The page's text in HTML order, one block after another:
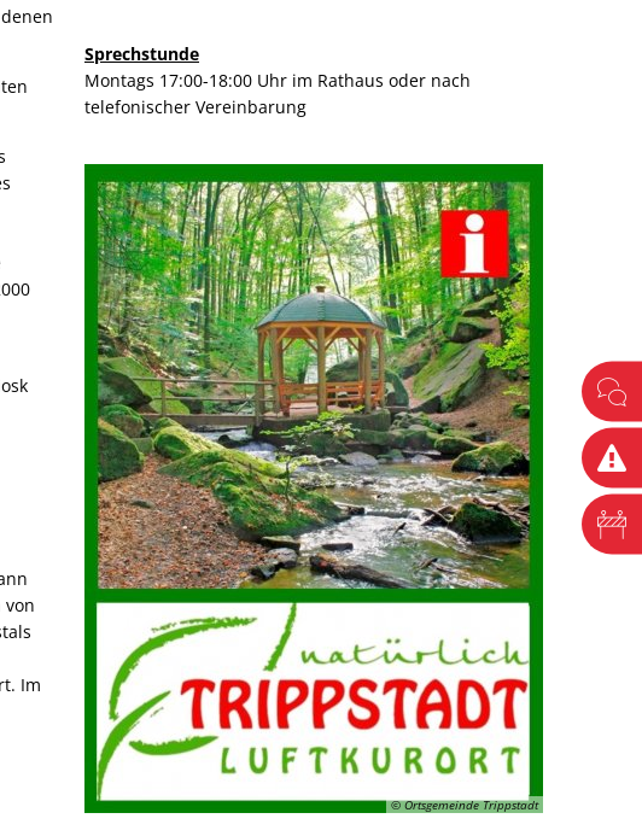
Im
Sprechstunde
Montags 17:00-18:00 Uhr im Rathaus oder nach
telefonischer Vereinbarung
© Ortsgemeinde Trippstadt